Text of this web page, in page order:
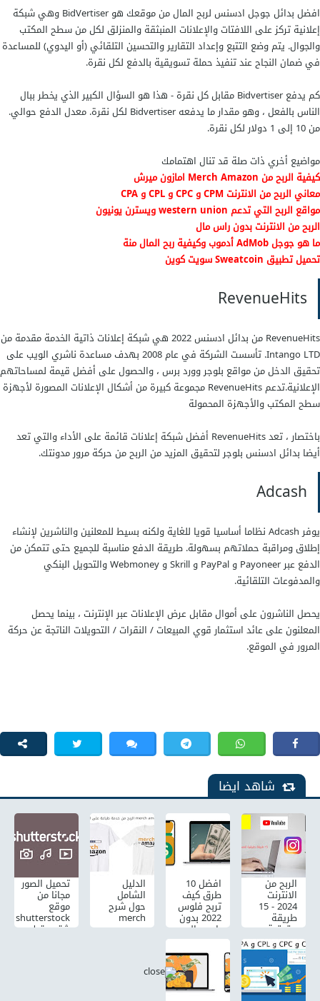
افضل بدائل جوجل ادسنس لربح المال من موقعك هو BidVertiser وهي شبكة
إعلانية تركز على اللافتات والإعلانات المنبثقة والمنزلق لكل من سطح المكتب
والجوال. يتم وضع التتبع وإعداد التقارير والتحسين التلقائي (أو اليدوي) للمساعدة
في ضمان النجاح عند تنفيذ حملة تسويقية بالدفع لكل نقرة.
كم يدفع Bidvertiser مقابل كل نقرة - هذا هو السؤال الكبير الذي يخطر ببال
الناس بالفعل ، وهو مقدار ما يدفعه Bidvertiser لكل نقرة. معدل الدفع حوالي.
من 10 إلى 1 دولار لكل نقرة.
مواضيع أخري ذات صلة قد تنال اهتمامك
كيفية الربح من Merch Amazon امازون ميرش
معاني الربح من الانترنت CPM و CPC و CPL و CPA
مواقع الربح التي تدعم western union ويسترن يونيون
الربح من الانترنت بدون راس مال
ما هو جوجل AdMob أدموب وكيفية ربح المال منة
تحميل تطبيق Sweatcoin سويت كوين
RevenueHits
RevenueHits من بدائل ادسنس 2022 هي شبكة إعلانات ذاتية الخدمة مقدمة من
Intango LTD. تأسست الشركة في عام 2008 بهدف مساعدة ناشري الويب على
تحقيق الدخل من مواقع بلوجر وورد برس ، والحصول على أفضل قيمة لمساحاتهم
الإعلانية.تدعم RevenueHits مجموعة كبيرة من أشكال الإعلانات المصورة لأجهزة
سطح المكتب والأجهزة المحمولة
باختصار ، تعد RevenueHits أفضل شبكة إعلانات قائمة على الأداء والتي تعد
أيضا بدائل ادسنس بلوجر لتحقيق المزيد من الربح من حركة مرور مدونتك.
Adcash
يوفر Adcash نظاما أساسيا قويا للغاية ولكنه بسيط للمعلنين والناشرين لإنشاء
إطلاق ومراقبة حملاتهم بسهولة. طريقة الدفع مناسبة للجميع حتى تتمكن من
الدفع عبر Payoneer و PayPal و Skrill و Webmoney والتحويل البنكي
والمدفوعات التلقائية.
يحصل الناشرون على أموال مقابل عرض الإعلانات عبر الإنترنت ، بينما يحصل
المعلنون على عائد استثمار قوي المبيعات / النقرات / التحويلات الناتجة عن حركة
المرور في الموقع.
شاهد ايضا
الربح من
الانترنت
2024 - 15
طريقة
حقيقية
للعمل عبر
الانترنت
افضل 10
طرق كيف
تربح فلوس
2022 بدون
راس مال
من منزلك
الدليل
الشامل
حول شرح
merch
amazon
القمصان
تحميل الصور
مجانا من
موقع
shutterstock
شتر ستوك